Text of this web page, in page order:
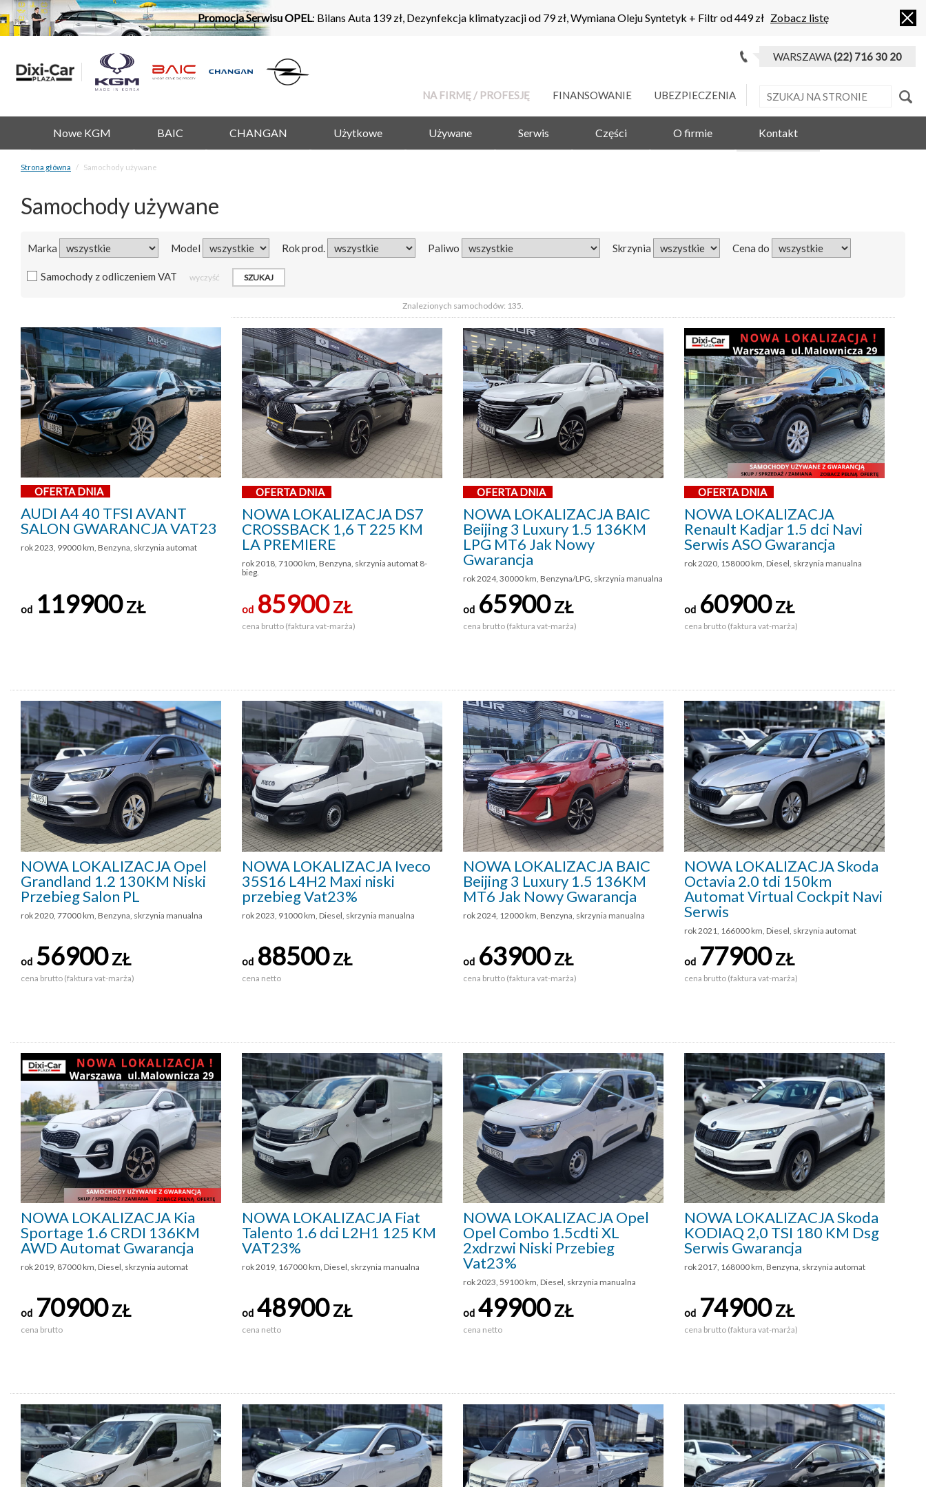
Promocja Serwisu OPEL: Bilans Auta 139 zł, Dezynfekcja klimatyzacji od 79 zł, Wymiana Oleju Syntetyk + Filtr od 449 zł Zobacz listę
WARSZAWA(22) 716 30 20
NA FIRMĘ / PROFESJĘ FINANSOWANIE UBEZPIECZENIA
Nowe KGM BAIC CHANGAN Użytkowe Używane Serwis Części O firmie Kontakt
Strona główna Samochody używane
Samochody używane
Marka Model Rok prod. Paliwo Skrzynia Cena do
Samochody z odliczeniem VAT wyczyść
Znalezionych samochodów: 135.
OFERTA DNIA
AUDI A4 40 TFSI AVANT
SALON GWARANCJA VAT23
rok 2023, 99000 km, Benzyna, skrzynia automat
od 119900ZŁ
OFERTA DNIA
NOWA LOKALIZACJA DS7
CROSSBACK 1,6 T 225 KM
LA PREMIERE
rok 2018, 71000 km, Benzyna, skrzynia automat 8-
bieg.
od 85900ZŁ
cena brutto (faktura vat-marża)
OFERTA DNIA
NOWA LOKALIZACJA BAIC
Beijing 3 Luxury 1.5 136KM
LPG MT6 Jak Nowy
Gwarancja
rok 2024, 30000 km, Benzyna/LPG, skrzynia manualna
od 65900ZŁ
cena brutto (faktura vat-marża)
OFERTA DNIA
NOWA LOKALIZACJA
Renault Kadjar 1.5 dci Navi
Serwis ASO Gwarancja
rok 2020, 158000 km, Diesel, skrzynia manualna
od 60900ZŁ
cena brutto (faktura vat-marża)
NOWA LOKALIZACJA Opel
Grandland 1.2 130KM Niski
Przebieg Salon PL
rok 2020, 77000 km, Benzyna, skrzynia manualna
od 56900ZŁ
cena brutto (faktura vat-marża)
NOWA LOKALIZACJA Iveco
35S16 L4H2 Maxi niski
przebieg Vat23%
rok 2023, 91000 km, Diesel, skrzynia manualna
od 88500ZŁ
cena netto
NOWA LOKALIZACJA BAIC
Beijing 3 Luxury 1.5 136KM
MT6 Jak Nowy Gwarancja
rok 2024, 12000 km, Benzyna, skrzynia manualna
od 63900ZŁ
cena brutto (faktura vat-marża)
NOWA LOKALIZACJA Skoda
Octavia 2.0 tdi 150km
Automat Virtual Cockpit Navi
Serwis
rok 2021, 166000 km, Diesel, skrzynia automat
od 77900ZŁ
cena brutto (faktura vat-marża)
NOWA LOKALIZACJA Kia
Sportage 1.6 CRDI 136KM
AWD Automat Gwarancja
rok 2019, 87000 km, Diesel, skrzynia automat
od 70900ZŁ
cena brutto
NOWA LOKALIZACJA Fiat
Talento 1.6 dci L2H1 125 KM
VAT23%
rok 2019, 167000 km, Diesel, skrzynia manualna
od 48900ZŁ
cena netto
NOWA LOKALIZACJA Opel
Opel Combo 1.5cdti XL
2xdrzwi Niski Przebieg
Vat23%
rok 2023, 59100 km, Diesel, skrzynia manualna
od 49900ZŁ
cena netto
NOWA LOKALIZACJA Skoda
KODIAQ 2,0 TSI 180 KM Dsg
Serwis Gwarancja
rok 2017, 168000 km, Benzyna, skrzynia automat
od 74900ZŁ
cena brutto (faktura vat-marża)